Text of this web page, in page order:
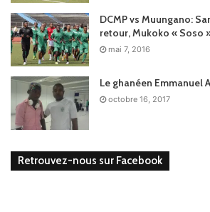
DCMP vs Muungano:
retour, Mukoko « Soso
mai 7, 2016
Le ghanéen Emmanuel
octobre 16, 2017
Retrouvez-nous sur Facebook